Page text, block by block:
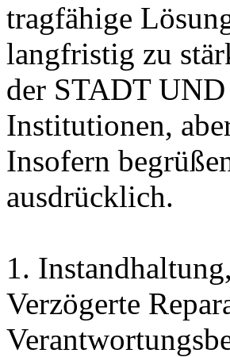
tragfähige
langfristig zu
der STADT
Institutionen,
Insofern
ausdrücklich.
1.
Verzögerte